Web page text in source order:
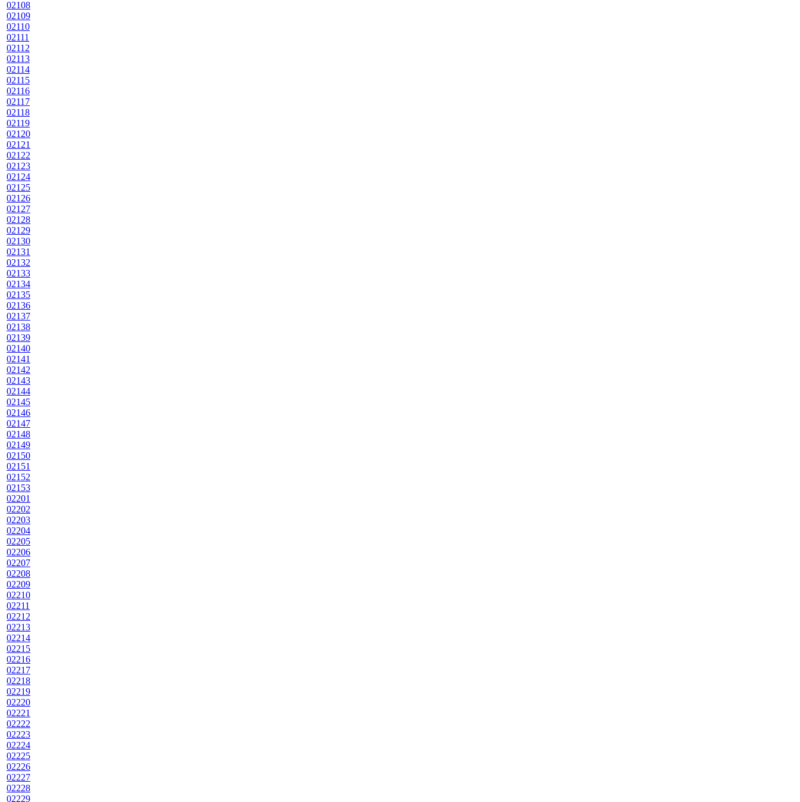
02108
02109
02110
02111
02112
02113
02114
02115
02116
02117
02118
02119
02120
02121
02122
02123
02124
02125
02126
02127
02128
02129
02130
02131
02132
02133
02134
02135
02136
02137
02138
02139
02140
02141
02142
02143
02144
02145
02146
02147
02148
02149
02150
02151
02152
02153
02201
02202
02203
02204
02205
02206
02207
02208
02209
02210
02211
02212
02213
02214
02215
02216
02217
02218
02219
02220
02221
02222
02223
02224
02225
02226
02227
02228
02229